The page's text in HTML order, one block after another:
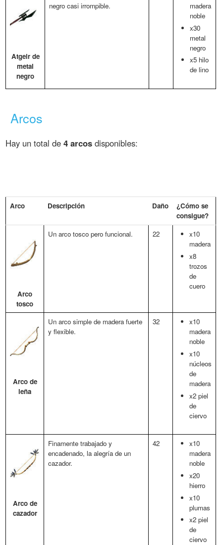
Atgeir de
metal
negro
negro casi irrompible.
madera
noble
x30
metal
negro
x5 hilo
de lino
Arcos
Hay un total de4 arcos disponibles:
Arco Descripción Daño
¿Cómo se
consigue?
Arco
tosco
Un arco tosco pero funcional. 22
x10
madera
x8
trozos
de
cuero
Arco de
leña
Un arco simple de madera fuerte
y flexible.
32
x10
madera
noble
x10
núcleos
de
madera
x2 piel
de
ciervo
Arco de
cazador
Finamente trabajado y
encadenado, la alegría de un
cazador.
42
x10
madera
noble
x20
hierro
x10
plumas
x2 piel
de
ciervo